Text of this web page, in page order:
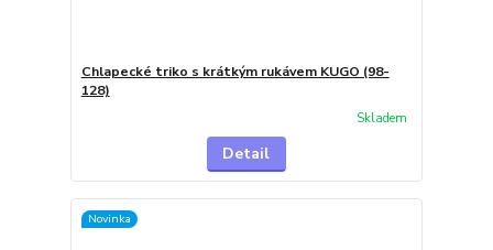
Chlapecké triko s krátkým rukávem KUGO (98-
128)
Skladem
Detail
Novinka